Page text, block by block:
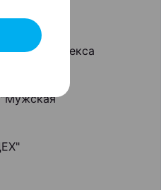
комплекса
"Мужская